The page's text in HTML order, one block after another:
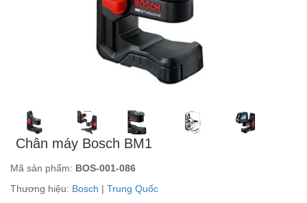
Chân máy Bosch BM1
Mã sản phẩm: BOS-001-086
Thương hiệu: Bosch | Trung Quốc